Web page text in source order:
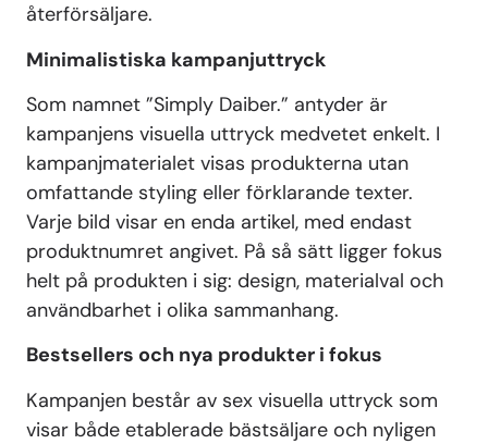
återförsäljare.
Minimalistiska kampanjuttryck
Som namnet ”Simply Daiber.” antyder är
kampanjens visuella uttryck medvetet enkelt. I
kampanjmaterialet visas produkterna utan
omfattande styling eller förklarande texter.
Varje bild visar en enda artikel, med endast
produktnumret angivet. På så sätt ligger fokus
helt på produkten i sig: design, materialval och
användbarhet i olika sammanhang.
Bestsellers och nya produkter i fokus
Kampanjen består av sex visuella uttryck som
visar både etablerade bästsäljare och nyligen